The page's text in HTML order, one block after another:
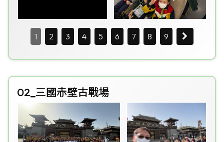
1 2 3 4 5 6 7 8 9
02_三國赤壁古戰場